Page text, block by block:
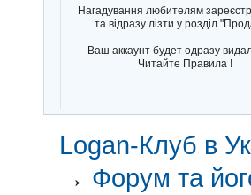
Нагадування любителям
та відразу лізти у розділ
Ваш аккаунт будет одразу
Читайте Правила !
Logan-Клуб в
→ Форум та